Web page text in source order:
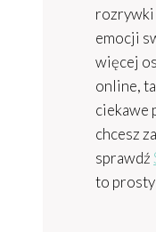
rozrywki
emocji
więcej
online,
ciekawe
chcesz
sprawdź
to prosty